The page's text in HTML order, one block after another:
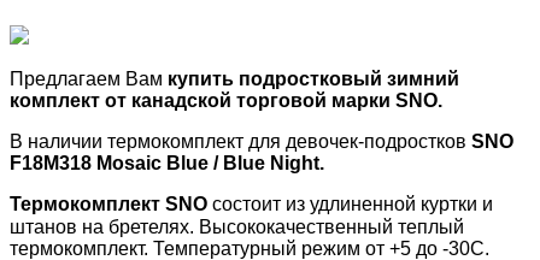
Предлагаем Вам купить подростковый зимний
комплект от канадской торговой марки SNO.
В наличии термокомплект для девочек-подростков SNO
F18M318 Mosaic Blue / Blue Night.
Термокомплект SNO состоит из удлиненной куртки и
штанов на бретелях. Высококачественный теплый
термокомплект. Температурный режим от +5 до -30С.